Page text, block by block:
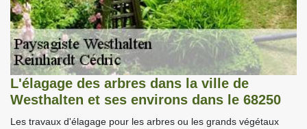
L'élagage des arbres dans la ville de
Westhalten et ses environs dans le 68250
Les travaux d'élagage pour les arbres ou les grands végétaux